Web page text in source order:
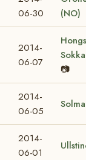
06-30
(NO)
2014-
06-07
📷
2014-
06-05
2014-
06-01